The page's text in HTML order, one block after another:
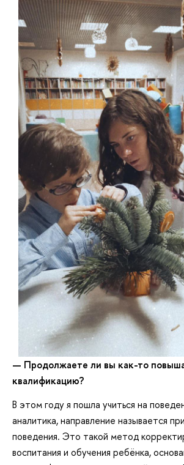
— Продолжаете ли вы как-то
квалификацию?
В этом году я пошла учиться на
аналитика, направление называется
поведения. Это такой метод
воспитания и обучения ребёнка,